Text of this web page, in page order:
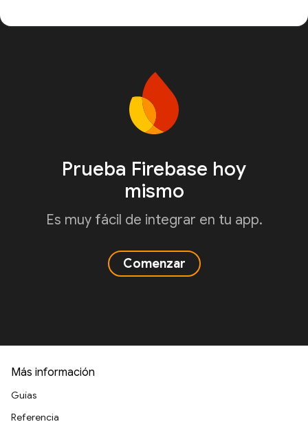
Prueba Firebase hoy
mismo
Es muy fácil de integrar en tu app.
Comenzar
Más información
Guías
Referencia